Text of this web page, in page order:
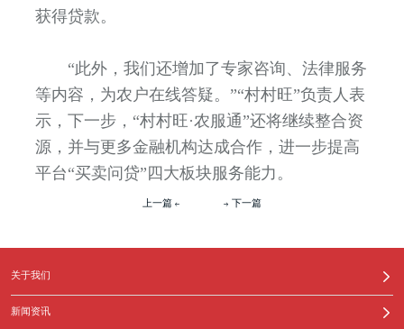
获得贷款。
“此外，我们还增加了专家咨询、法律服务
等内容，为农户在线答疑。”“村村旺”负责人表
示，下一步，“村村旺·农服通”还将继续整合资
源，并与更多金融机构达成合作，进一步提高
平台“买卖问贷”四大板块服务能力。
上一篇 下一篇
关于我们
新闻资讯